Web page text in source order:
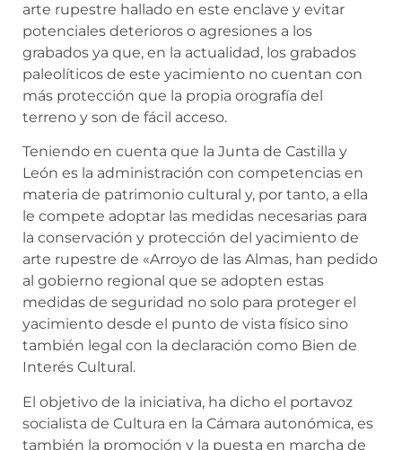
arte rupestre hallado en este enclave y evitar
potenciales deterioros o agresiones a los
grabados ya que, en la actualidad, los grabados
paleolíticos de este yacimiento no cuentan con
más protección que la propia orografía del
terreno y son de fácil acceso.
Teniendo en cuenta que la Junta de Castilla y
León es la administración con competencias en
materia de patrimonio cultural y, por tanto, a ella
le compete adoptar las medidas necesarias para
la conservación y protección del yacimiento de
arte rupestre de «Arroyo de las Almas, han pedido
al gobierno regional que se adopten estas
medidas de seguridad no solo para proteger el
yacimiento desde el punto de vista físico sino
también legal con la declaración como Bien de
Interés Cultural.
El objetivo de la iniciativa, ha dicho el portavoz
socialista de Cultura en la Cámara autonómica, es
también la promoción y la puesta en marcha de